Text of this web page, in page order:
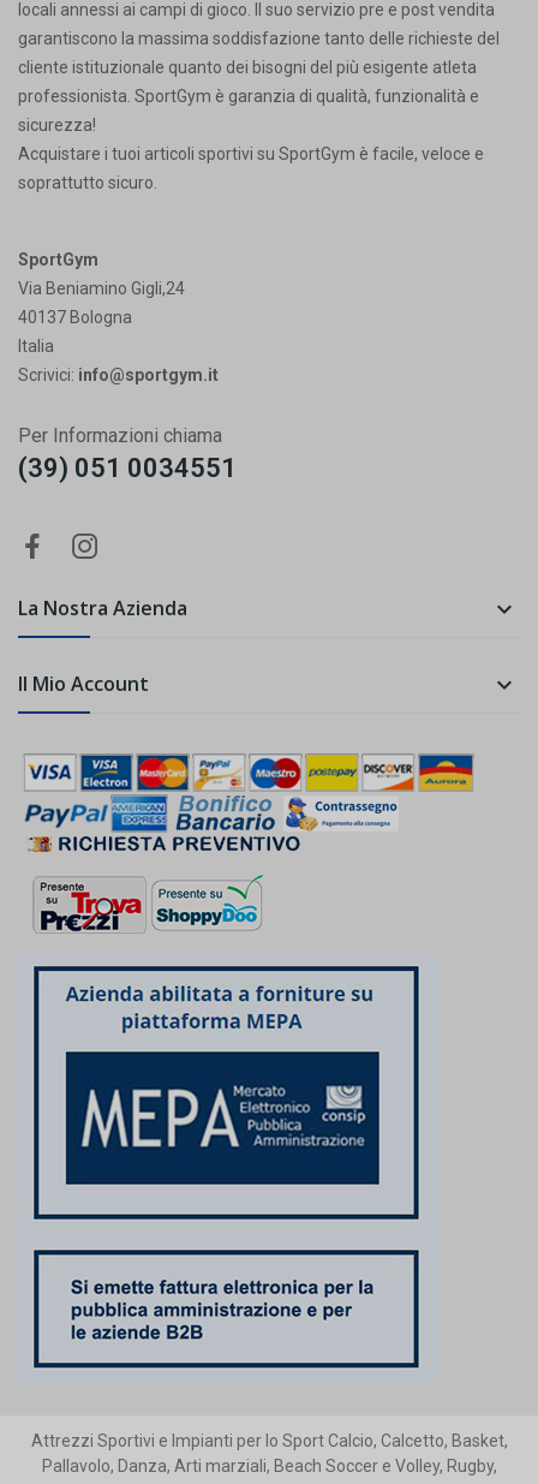
locali annessi ai campi di gioco. Il suo servizio pre e post vendita
garantiscono la massima soddisfazione tanto delle richieste del
cliente istituzionale quanto dei bisogni del più esigente atleta
professionista. SportGym è garanzia di qualità, funzionalità e
sicurezza!
Acquistare i tuoi articoli sportivi su SportGym è facile, veloce e
soprattutto sicuro.
SportGym
Via Beniamino Gigli,24
40137 Bologna
Italia
Scrivici: info@sportgym.it
Per Informazioni chiama
(39) 051 0034551
La Nostra Azienda 
Il Mio Account 
Attrezzi Sportivi e Impianti per lo Sport Calcio, Calcetto, Basket,
Pallavolo, Danza, Arti marziali, Beach Soccer e Volley, Rugby,